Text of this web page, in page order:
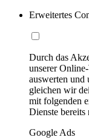
Erweitertes
Durch das
unserer
auswerten und
gleichen wir
mit folgenden
Dienste bereits
Google Ads